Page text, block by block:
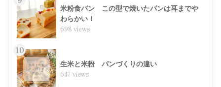
米粉食パン この型で焼いたパンは耳までや
わらかい！
698 views
10
生米と米粉 パンづくりの違い
647 views